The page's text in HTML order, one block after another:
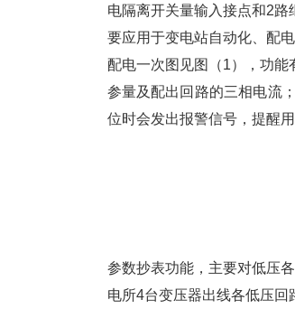
电隔离开关量输入接点和2
要应用于变电站自动化、配
配电一次图见图（1），功
参量及配出回路的三相电流
位时会发出报警信号，提醒用
参数抄表功能，主要对低压
电所4台变压器出线各低压回